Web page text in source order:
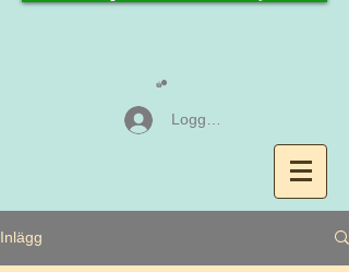
Logga in
Inlägg